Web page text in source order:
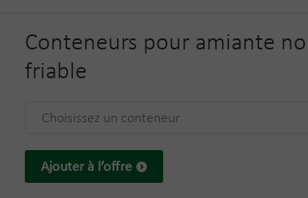
Conteneurs pour amiante
friable
Choisissez un conteneur
Ajouter à l’offre